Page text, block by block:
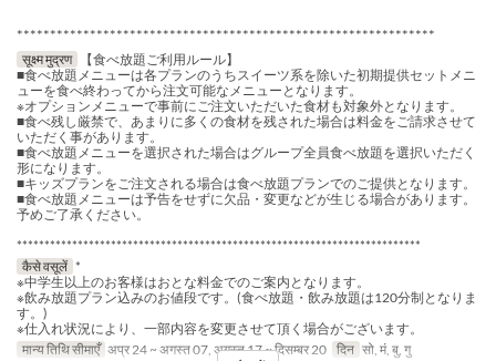
***************************************************************
सूक्ष्म मुद्रण
【食べ放題ご利用ルール】
■食べ放題メニューは各プランのうちスイーツ系を除いた初期提供セットメニ
ューを食べ終わってから注文可能なメニューとなります。
※オプションメニューで事前にご注文いただいた食材も対象外となります。
■食べ残し厳禁で、あまりに多くの食材を残された場合は料金をご請求させて
いただく事があります。
■食べ放題メニューを選択された場合はグループ全員食べ放題を選択いただく
形になります。
■キッズプランをご注文される場合は食べ放題プランでのご提供となります。
■食べ放題メニューは予告をせずに欠品・変更などが生じる場合があります。
予めご了承ください。
*************************************************************************
कैसे वसूलें *
※中学生以上のお客様はおとな料金でのご案内となります。
※飲み放題プラン込みのお値段です。(食べ放題・飲み放題は120分制となりま
す。)
※仕入れ状況により、一部内容を変更させて頂く場合がございます。
मान्य तिथि सीमाएँ अप्र 24 ~ अगस्त 07, अगस्त 17 ~ दिसम्बर 20 दिन सो, मं, बु, गु